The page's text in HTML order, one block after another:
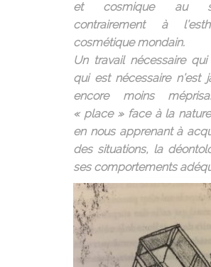
et cosmique au
contrairement à
cosmétique mondain.
Un travail nécessaire
qui est nécessaire n’est
encore moins
« place » face à la
en nous apprenant à
des situations, la
ses comportements